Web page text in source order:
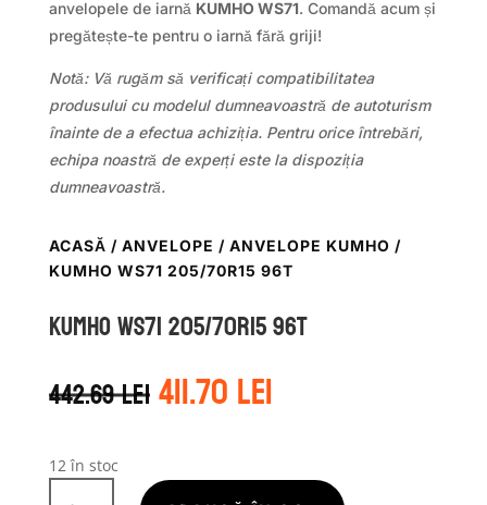
anvelopele de iarnă KUMHO WS71. Comandă acum și
pregătește-te pentru o iarnă fără griji!
Notă: Vă rugăm să verificați compatibilitatea
produsului cu modelul dumneavoastră de autoturism
înainte de a efectua achiziția. Pentru orice întrebări,
echipa noastră de experți este la dispoziția
dumneavoastră.
ACASĂ / ANVELOPE / ANVELOPE KUMHO /
KUMHO WS71 205/70R15 96T
Kumho WS71 205/70R15 96T
442.69leiPrețul
inițial
442.69 lei.
411.70leiPrețul
curent
12 în stoc
Cantitate